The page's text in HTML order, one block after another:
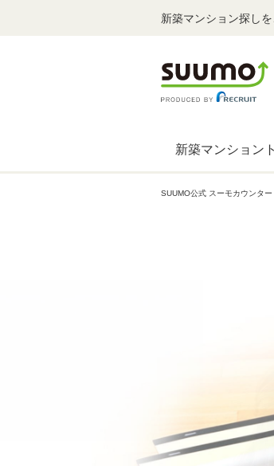
新築マンション探し
新築マンション
SUUMO公式 スーモカウンター